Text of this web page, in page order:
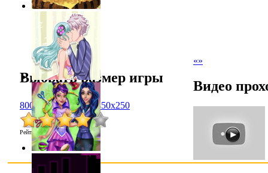
«»
Выбрать размер игры
800x600 1024x768 450x250
Рейтинг :4.0/2
Видео